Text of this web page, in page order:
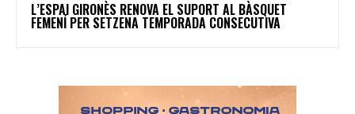
L’ESPAI GIRONÈS RENOVA EL SUPORT AL BÀSQUET
FEMENÍ PER SETZENA TEMPORADA CONSECUTIVA